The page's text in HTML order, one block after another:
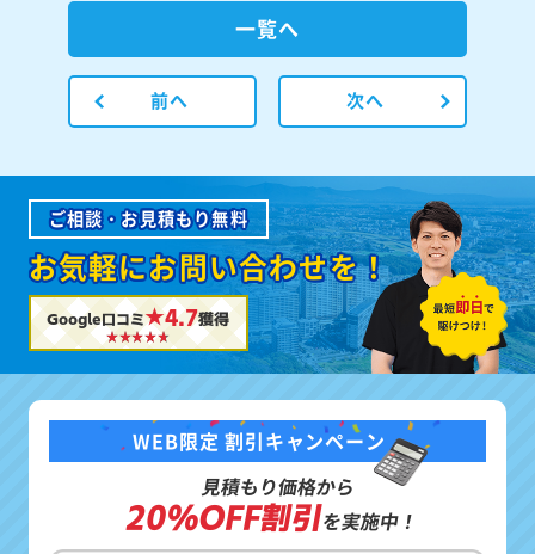
前へ
一覧へ
次へ
ご相談・お見積もり無料
お気軽にお問い合わせを！
Google口コミ★4.7獲得
WEB限定 割引キャンペーン
見積もり価格から
20%OFF割引を実施中！